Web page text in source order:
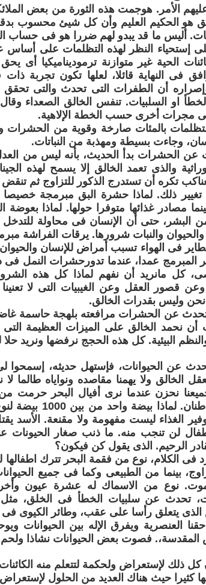
الأمر. هوجمت هذه الثورة من بعض
هو الحكيم العليم وأن كل شيئ محسوب
أليس ما قد يبدو لهم ضررا هو فى حساب
إستحياء النظر لهذه التظلمات على أساس
الحية غير متوازنة ترموديناميكيا أى
فى النهاية قائلا، لعلها تكون تجربة
أن الطفرات التى تحدث والتى تحقق
او السلبيات. تنفس الخالق الصعداء
فى مجرات أخرى حسب الخطة الإلاهية.
بالمئات صارخة وقوية من الحشرات
وجاءت بسيطة ومهذبة من النباتات.
عن الحشرات بدأ الحديث، بأنه ليس من
والذى تعمد الخالق إلا يسمح لهذه
تكره أن تستدرج الذكور للتزاوج ثم تنقض
ذلك. لماذا حشرة البق مبرمجة
مصادر غذائها متوفرا حولها. لماذا
من البشر، حتى أن الإنسان فى محاولة للتدخل
والحيوان والنبات شرورها. يرقات الفراشة
فى الهواء تسبب أمراض للإنسان
المبرمج عمدا، عندما تدورحشرات النمل فى
كل مانريد أن نفهم لماذا كل هذه
وعن قصور العقل وعن الغيبيات التى لا
نحن وليس بقدرات الخالق.
عن الحشرات مرافعته بلهجة حاسمة
أن نحمد الخالق على الميزات العظيمة
البيئية. كل هذه الحجج نرفضها ونريد
عن الحيوانات، فإستهل حديثه،
الخالق ولا يهمنا مقاصده ونواياه طالما
نحزن عندما نرى أفيال البحر حرمت
ووزنها أطنان.
الغذاء ليست مفهومة ولا مقنعة. الأسد
لن تنجب منه. ما ذنب صغار الحيونات
الرحيم. الذى يقول كن فيكون؟
فى الكلام، نوع من فقمة البحر تترك اطفالها
بينما من الطبيعى وكما فى جميع
نوع من الاسماك له عشرة عيون
تحدث عن سلبيات الخطأ فى الخلق، مثل
الذى يتعلق رأسا على عقب، وطائر الكيوى فى
العنصرية ويفرق الإله بين الحيوانات
المقدسة،. فصوت بعض الحيوانات نشاذا
كل ذلك لإستعراض ولحكمة لتتعلم منه
كثيرا حيث هناك العديد من الحلول